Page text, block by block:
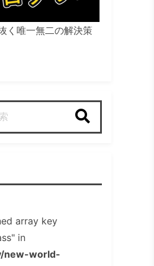
く唯一無二の解決策
array key
in
new-world-